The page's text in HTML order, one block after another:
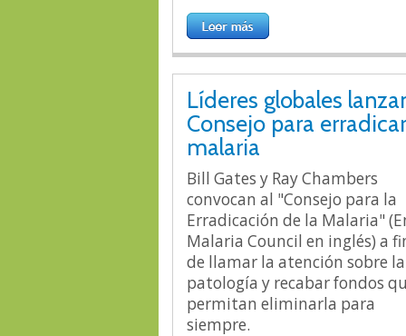
Líderes globales
Consejo para
malaria
Bill Gates y Ray Chambers
convocan al "Consejo para la
Erradicación de la Malaria"
Malaria Council en inglés) a
de llamar la atención sobre la
patología y recabar fondos
permitan eliminarla para
siempre.